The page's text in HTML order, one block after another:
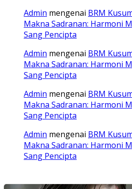
Admin mengenai BRM
Makna Sadranan: Harmoni
Sang Pencipta
Admin mengenai BRM
Makna Sadranan: Harmoni
Sang Pencipta
Admin mengenai BRM
Makna Sadranan: Harmoni
Sang Pencipta
Admin mengenai BRM
Makna Sadranan: Harmoni
Sang Pencipta